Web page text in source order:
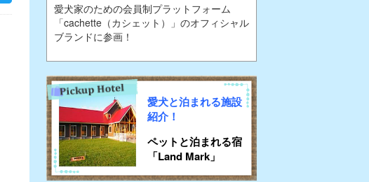
愛犬家のための会員制プラットフォーム
「cachette（カシェット）」のオフィシャル
ブランドに参画！
愛犬と泊まれる施設
紹介！
ペットと泊まれる宿
「Land Mark」